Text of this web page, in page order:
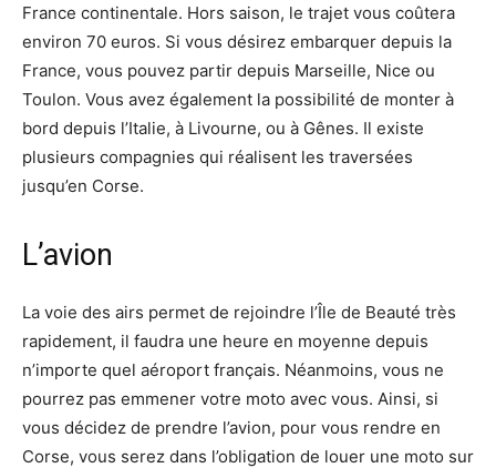
France continentale. Hors saison, le trajet vous coûtera
environ 70 euros. Si vous désirez embarquer depuis la
France, vous pouvez partir depuis Marseille, Nice ou
Toulon. Vous avez également la possibilité de monter à
bord depuis l’Italie, à Livourne, ou à Gênes. Il existe
plusieurs compagnies qui réalisent les traversées
jusqu’en Corse.
L’avion
La voie des airs permet de rejoindre l’Île de Beauté très
rapidement, il faudra une heure en moyenne depuis
n’importe quel aéroport français. Néanmoins, vous ne
pourrez pas emmener votre moto avec vous. Ainsi, si
vous décidez de prendre l’avion, pour vous rendre en
Corse, vous serez dans l’obligation de louer une moto sur